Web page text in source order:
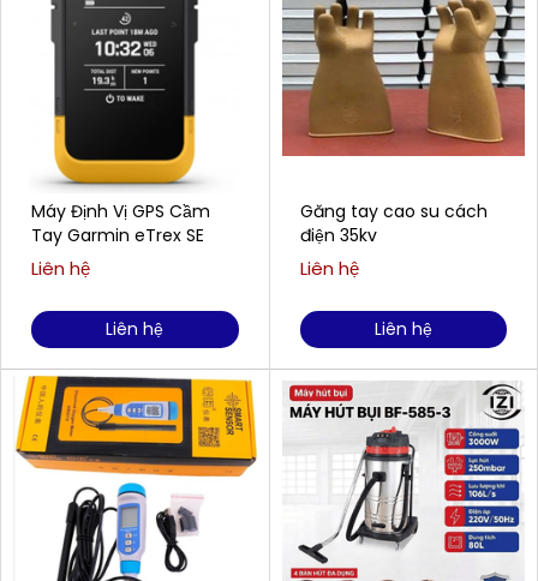
Máy Định Vị GPS Cầm
Tay Garmin eTrex SE
Liên hệ
Liên hệ
Găng tay cao su cách
điện 35kv
Liên hệ
Liên hệ